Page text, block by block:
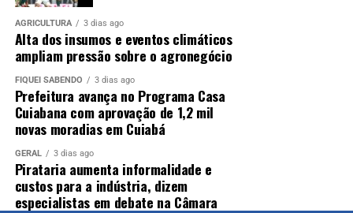
AGRICULTURA 3 dias ago
Alta dos insumos e eventos climáticos
ampliam pressão sobre o agronegócio
FIQUEI SABENDO 3 dias ago
Prefeitura avança no Programa Casa
Cuiabana com aprovação de 1,2 mil
novas moradias em Cuiabá
GERAL 3 dias ago
Pirataria aumenta informalidade e
custos para a indústria, dizem
especialistas em debate na Câmara